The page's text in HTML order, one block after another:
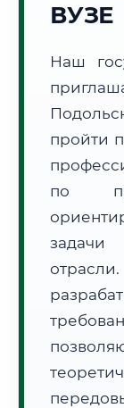
📍 Региональная
Почтовые индексы:
Часовой пояс:
Формат учебы:
🗺️ Зона
Расчет
• Маршрут
• Экспресс-
📜 Документы и
ВУЗЕ
Наш
пройти
по